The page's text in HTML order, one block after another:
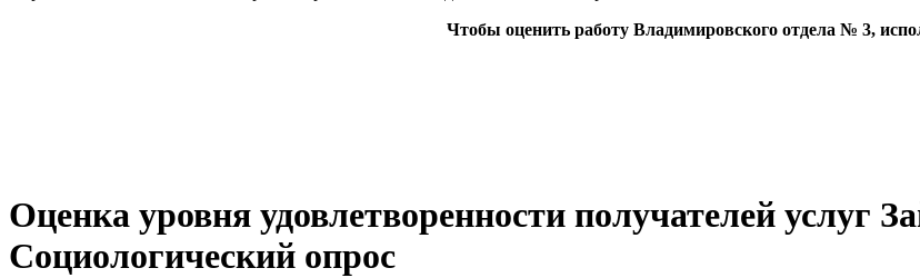
Чтобы оценить работу Владимировского отдела № 3,
Оценка уровня удовлетворенности получателей услуг
Социологический опрос